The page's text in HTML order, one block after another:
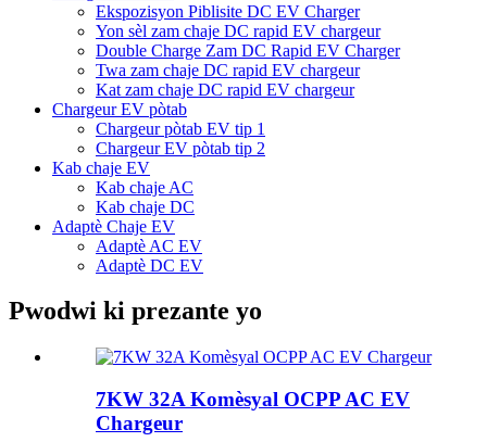
Ekspozisyon Piblisite DC EV Charger
Yon sèl zam chaje DC rapid EV chargeur
Double Charge Zam DC Rapid EV Charger
Twa zam chaje DC rapid EV chargeur
Kat zam chaje DC rapid EV chargeur
Chargeur EV pòtab
Chargeur pòtab EV tip 1
Chargeur EV pòtab tip 2
Kab chaje EV
Kab chaje AC
Kab chaje DC
Adaptè Chaje EV
Adaptè AC EV
Adaptè DC EV
Pwodwi ki prezante yo
7KW 32A Komèsyal OCPP AC EV
Chargeur